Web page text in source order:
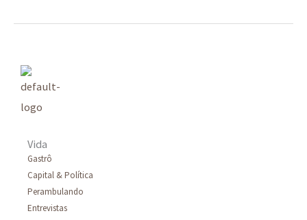
Vida
Gastrô
Capital & Política
Perambulando
Entrevistas